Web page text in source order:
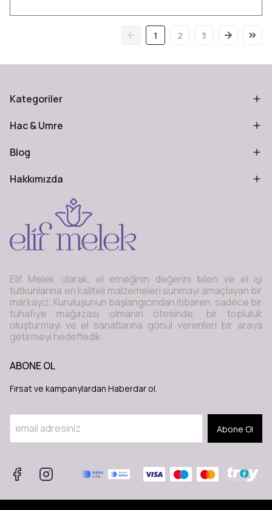
1 2 3
Kategoriler
Hac & Umre
Blog
Hakkımızda
Elif Melek olarak, el emeğinin değerini bilen ve el işi
tutkunlarına en kaliteli malzemeleri sunmayı amaçlayan bir
markayız. Kuruluşunun başlangıcından itibaren, sadece bir
tuhafiye mağazası olmanın ötesinde, bir topluluk
oluşturmayı ve el sanatlarına gönül verenleri bir araya
getirmeyi hedefledik.
ABONE OL
Fırsat ve kampanylardan Haberdar ol.
Abone Ol